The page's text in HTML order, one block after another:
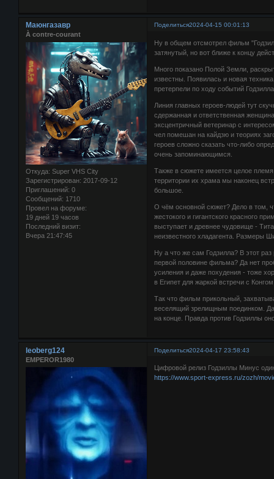
Поделиться2024-04-15 00:01:13
Маюнгазавр
À contre-courant
Откуда: Super VHS City
Зарегистрирован: 2017-09-12
Приглашений: 0
Сообщений: 1710
Провел на форуме:
19 дней 19 часов
Последний визит:
Вчера 21:47:45
Ну в общем отсмотрел фильм
затянутый, но вот ближе к концу
Много показано Полой Земли,
известны. Появилась и новая
претерпели по ходу событий
Линия главных героев-людей тут
сдержанная и ответственная
эксцентричный ветеринар с
чел помешан на кайдзю и теориях
героев сложно сказать что-либо
очень запоминающимся.
Также в сюжете имеется целое
территории их храма мы наконец
большое.
О чём основной сюжет? Дело в том,
жестокого и гигантского красного
выступает и древнее чудовище -
неизвестного хладагента. Размеры
Ну а что же сам Годзилла? В этот
первой половине фильма? Да нет
усиления и даже похудения - тоже
в Египет для жаркой встречи с
Так что фильм прикольный,
веселящий зрелищным поединком. Да
на конце. Правда против Годзиллы
Поделиться2024-04-17 23:58:43
leoberg124
EMPEROR1980
Цифровой релиз Годзиллы Минус
https://www.sport-express.ru/zozh/